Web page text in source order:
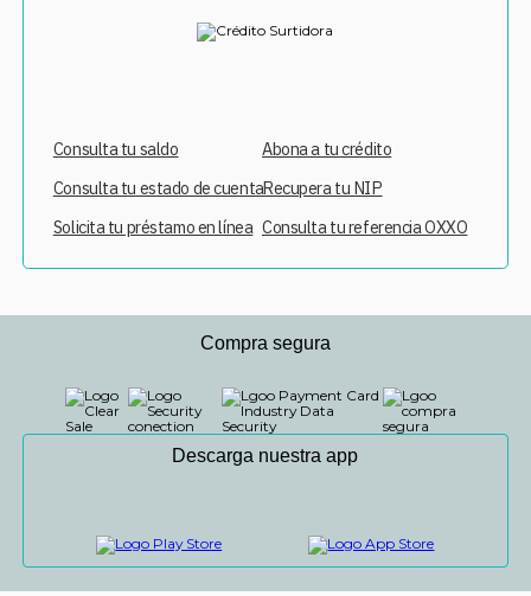
Consulta tu saldo
Consulta tu estado de cuenta
Solicita tu préstamo en línea
Abona a tu crédito
Recupera tu NIP
Consulta tu referencia OXXO
Compra segura
Descarga nuestra app